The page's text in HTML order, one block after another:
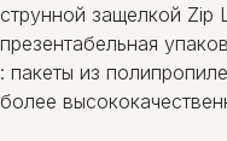
струнной защелкой Zip
презентабельная
: пакеты из
более